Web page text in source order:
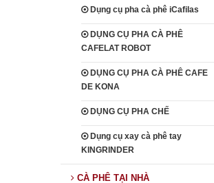
Dụng cụ pha cà phê iCafilas
DỤNG CỤ PHA CÀ PHÊ
CAFELAT ROBOT
DỤNG CỤ PHA CÀ PHÊ CAFE
DE KONA
DỤNG CỤ PHA CHẾ
Dụng cụ xay cà phê tay
KINGRINDER
CÀ PHÊ TẠI NHÀ